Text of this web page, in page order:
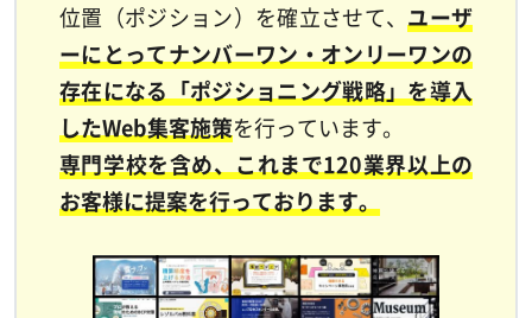
位置（ポジション）を確立させて、ユーザ
ーにとってナンバーワン・オンリーワンの
存在になる「ポジショニング戦略」を導入
したWeb集客施策を行っています。
専門学校を含め、これまで120業界以上の
お客様に提案を行っております。